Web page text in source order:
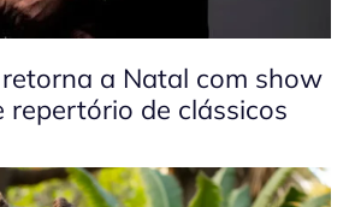
a Natal com show
repertório de clássicos